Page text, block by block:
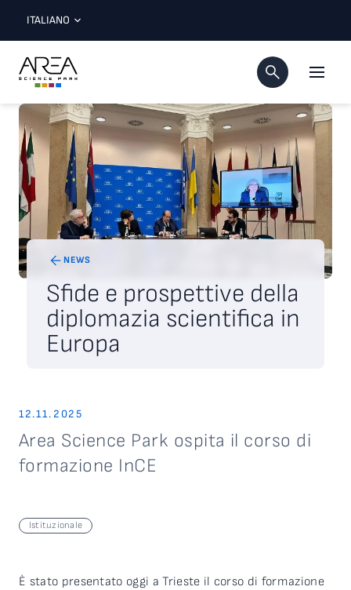
ITALIANO
NEWS
Sfide e prospettive della
diplomazia scientifica in
Europa
12.11.2025
Area Science Park ospita il corso di
formazione InCE
Istituzionale
È stato presentato oggi a Trieste il corso di formazione